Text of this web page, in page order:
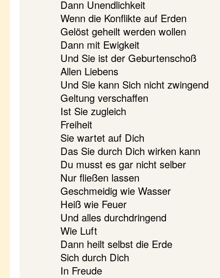
Dann Unendlichkeit
Wenn die Konflikte auf Erden
Gelöst geheilt werden wollen
Dann mit Ewigkeit
Und Sie ist der Geburtenschoß
Allen Liebens
Und Sie kann Sich nicht zwingend
Geltung verschaffen
Ist Sie zugleich
Freiheit
Sie wartet auf Dich
Das Sie durch Dich wirken kann
Du musst es gar nicht selber
Nur fließen lassen
Geschmeidig wie Wasser
Heiß wie Feuer
Und alles durchdringend
Wie Luft
Dann heilt selbst die Erde
Sich durch Dich
In Freude